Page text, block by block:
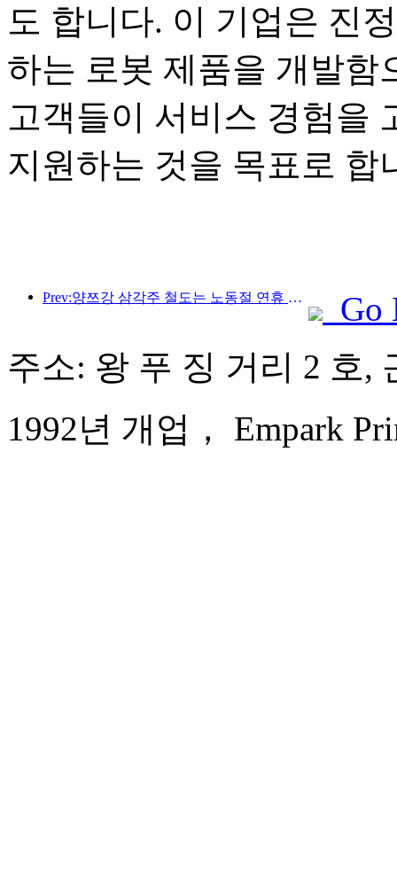
도 합니다. 이 기업은 진
하는 로봇 제품을 개발함
고객들이 서비스 경험을
지원하는 것을 목표로 합
Prev:양쯔강 삼각주 철도는 노동절 연휴 기간 동안 2,138만 명이 넘는 승객을 수송했습니다.
Go
주소: 왕 푸 징 거리 2 호,
1992년 개업， Empark